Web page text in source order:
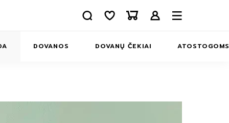
DOVANOS DOVANŲ ČEKIAI ATOSTOGOMS